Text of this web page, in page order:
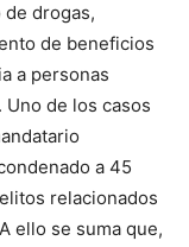
drogas,
de beneficios
a personas
de los casos
a 45
relacionados
ello se suma que,